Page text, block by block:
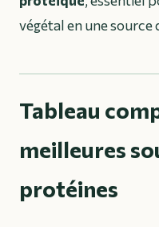
végétal en une
Tableau
meilleures
protéines